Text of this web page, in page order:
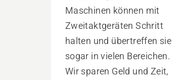
Maschinen können mit
Zweitaktgeräten Schritt
halten und übertreffen sie
sogar in vielen Bereichen.
Wir sparen Geld und Zeit,